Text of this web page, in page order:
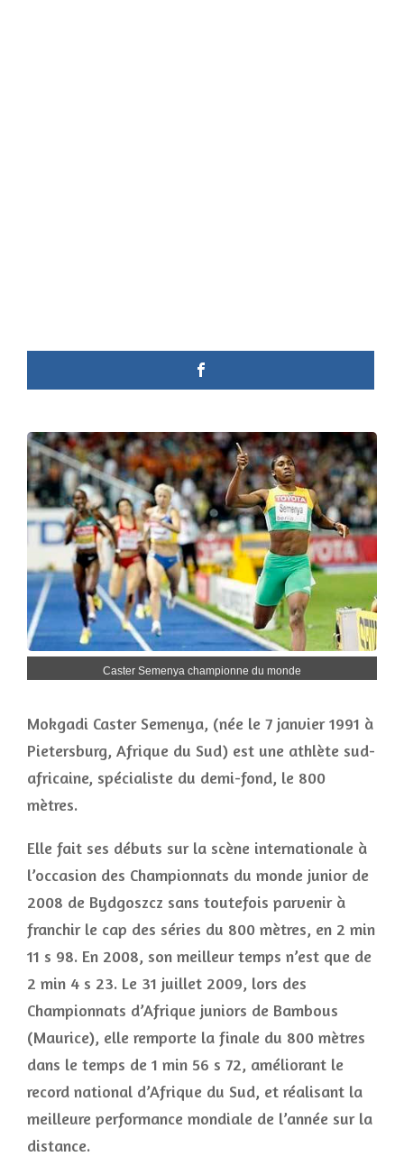
Caster Semenya championne du monde
Mokgadi Caster Semenya, (née le 7 janvier 1991 à
Pietersburg, Afrique du Sud) est une athlète sud-
africaine, spécialiste du demi-fond, le 800
mètres.
Elle fait ses débuts sur la scène internationale à
l’occasion des Championnats du monde junior de
2008 de Bydgoszcz sans toutefois parvenir à
franchir le cap des séries du 800 mètres, en 2 min
11 s 98. En 2008, son meilleur temps n’est que de
2 min 4 s 23. Le 31 juillet 2009, lors des
Championnats d’Afrique juniors de Bambous
(Maurice), elle remporte la finale du 800 mètres
dans le temps de 1 min 56 s 72, améliorant le
record national d’Afrique du Sud, et réalisant la
meilleure performance mondiale de l’année sur la
distance.